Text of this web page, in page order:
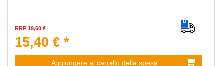
RRP 19,60 €
15,40 € *
Aggiungere al carrello della spesa